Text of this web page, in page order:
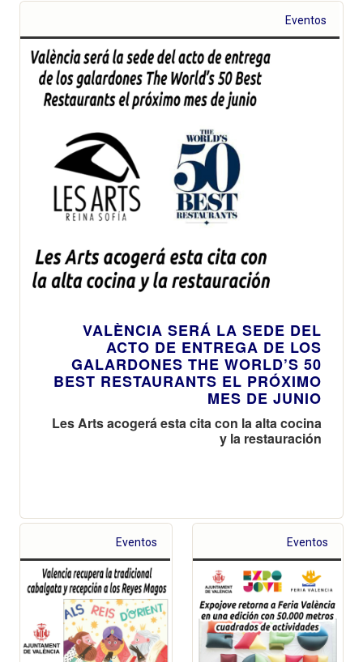
Eventos
VALÈNCIA SERÁ LA SEDE DEL
ACTO DE ENTREGA DE LOS
GALARDONES THE WORLD’S 50
BEST RESTAURANTS EL PRÓXIMO
MES DE JUNIO
Les Arts acogerá esta cita con la alta cocina
y la restauración
Eventos Eventos